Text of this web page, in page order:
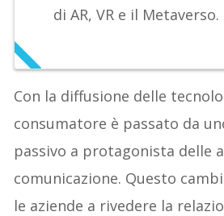
di AR, VR e il Metaverso.
Con la diffusione delle
consumatore è passato da
passivo a protagonista delle
comunicazione. Questo
le aziende a rivedere la